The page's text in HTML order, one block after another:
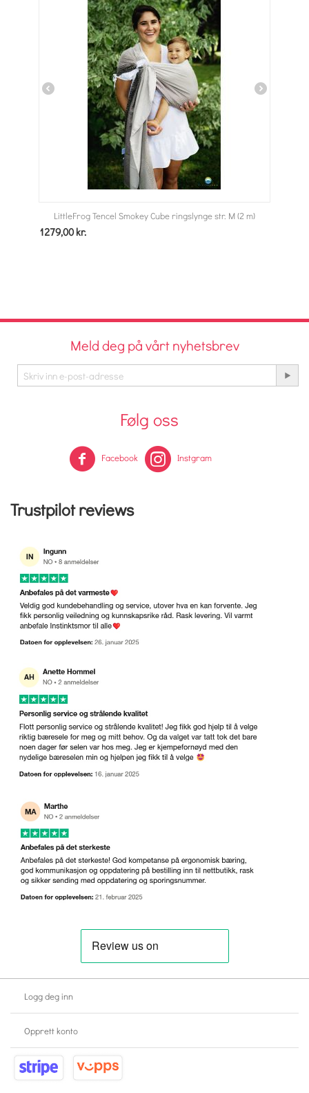
LittleFrog Tencel Smokey Cube ringslynge str. M (2 m)
1279,00 kr.
Meld deg på vårt nyhetsbrev
Følg oss
Facebook Instgram
Trustpilot reviews
Logg deg inn
Opprett konto